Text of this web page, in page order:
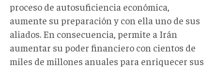
proceso de autosuficiencia económica,
aumente su preparación y con ella uno de sus
aliados. En consecuencia, permite a Irán
aumentar su poder financiero con cientos de
miles de millones anuales para enriquecer sus